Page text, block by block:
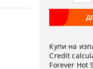
Купи на
Credit
Forever Hot